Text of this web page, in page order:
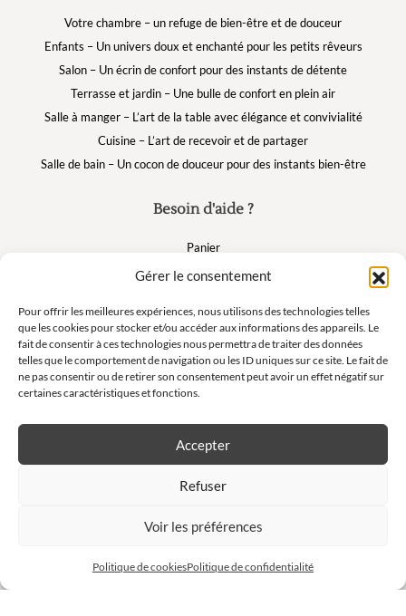
Gérer le consentement
Pour offrir les meilleures expériences, nous utilisons des technologies telles
que les cookies pour stocker et/ou accéder aux informations des appareils. Le
fait de consentir à ces technologies nous permettra de traiter des données
telles que le comportement de navigation ou les ID uniques sur ce site. Le fait de
ne pas consentir ou de retirer son consentement peut avoir un effet négatif sur
certaines caractéristiques et fonctions.
Accepter
Refuser
Voir les préférences
Politique de cookiesPolitique de confidentialité
Besoin d'aide ?
Panier
FAQ
Suivez nous
Votre chambre – un refuge de bien-être et de douceur
Enfants – Un univers doux et enchanté pour les petits rêveurs
Salon – Un écrin de confort pour des instants de détente
Terrasse et jardin – Une bulle de confort en plein air
Salle à manger – L’art de la table avec élégance et convivialité
Cuisine – L’art de recevoir et de partager
Salle de bain – Un cocon de douceur pour des instants bien-être
Newsletter
Ne manquez pas nos offres exclusives et nos ventes privées !
S'inscrire à la newsletter